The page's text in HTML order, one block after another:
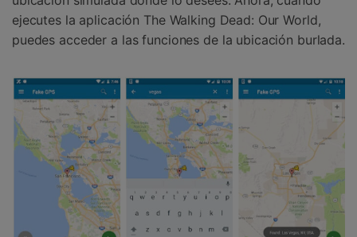
ejecutes la aplicación The Walking Dead: Our World,
puedes acceder a las funciones de la ubicación burlada.